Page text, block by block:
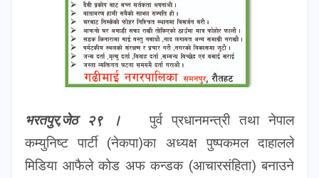
भरतपुर,जेठ २९ ।पुर्व प्रधानमन्त्री तथा नेपाल
कम्युनिष्ट पार्टी (नेकपा)का अध्यक्ष पुष्पकमल दाहालले
मिडिया आफैले कोड अफ कन्डक (आचारसंहिता) बनाउने